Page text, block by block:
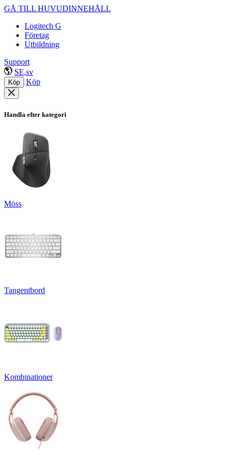
GÅ TILL HUVUDINNEHÅLL
Logitech G
Företag
Utbildning
Support
SE,sv
Köp Köp
Handla efter kategori
Möss
Tangentbord
Kombinationer